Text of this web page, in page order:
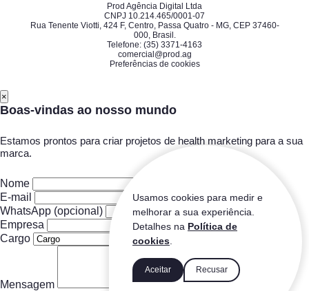
Prod Agência Digital Ltda
CNPJ 10.214.465/0001-07
Rua Tenente Viotti, 424 F, Centro, Passa Quatro - MG, CEP 37460-
000, Brasil.
Telefone: (35) 3371-4163
comercial@prod.ag
Preferências de cookies
Usamos cookies para medir e
melhorar a sua experiência.
Detalhes na Política de
cookies
Aceitar Recusar
×
Boas-vindas ao nosso mundo
Estamos prontos para criar projetos de health marketing para a sua
marca.
Nome
E-mail
WhatsApp (opcional)
Empresa
Cargo
Mensagem